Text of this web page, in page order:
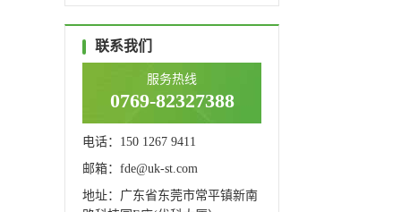
联系我们
服务热线
0769-82327388
电话：150 1267 9411
邮箱：fde@uk-st.com
地址：广东省东莞市常平镇新南